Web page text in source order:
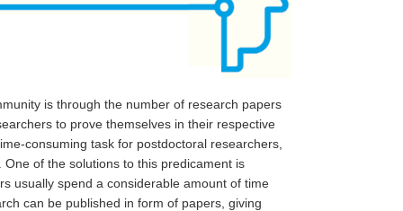
is through the number of research papers
to prove themselves in their respective
consuming task for postdoctoral researchers,
of the solutions to this predicament is
usually spend a considerable amount of time
can be published in form of papers, giving